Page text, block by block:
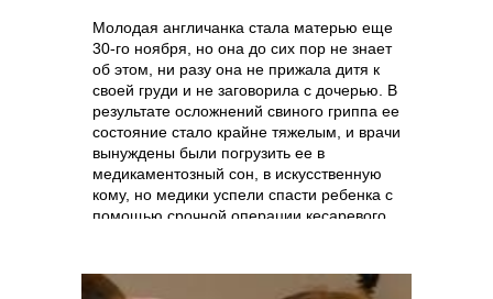
Молодая англичанка стала матерью еще
30-го ноября, но она до сих пор не знает
об этом, ни разу она не прижала дитя к
своей груди и не заговорила с дочерью. В
результате осложнений свиного гриппа ее
состояние стало крайне тяжелым, и врачи
вынуждены были погрузить ее в
медикаментозный сон, в искусственную
кому, но медики успели спасти ребенка с
помощью срочной операции кесаревого
бабушка и мать обездвиженной женщины